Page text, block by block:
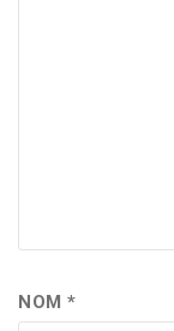
NOM*